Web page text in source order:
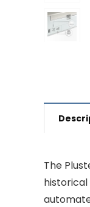
The
historical